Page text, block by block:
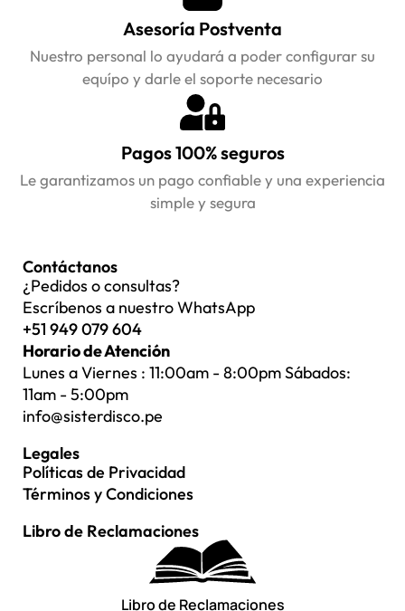
Asesoría Postventa
Nuestro personal lo ayudará a poder configurar su
equípo y darle el soporte necesario
Pagos 100% seguros
Le garantizamos un pago confiable y una experiencia
simple y segura
Contáctanos
¿Pedidos o consultas?
Escríbenos a nuestro WhatsApp
+51 949 079 604
Horario de Atención
Lunes a Viernes : 11:00am - 8:00pm Sábados:
11am - 5:00pm
info@sisterdisco.pe
Legales
Políticas de Privacidad
Términos y Condiciones
Libro de Reclamaciones
Libro de Reclamaciones